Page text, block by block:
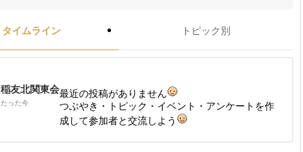
タイムライン トピック別
稲友北関東会
たった今
最近の投稿がありません
つぶやき・トピック・イベント・アンケートを作
成して参加者と交流しよう